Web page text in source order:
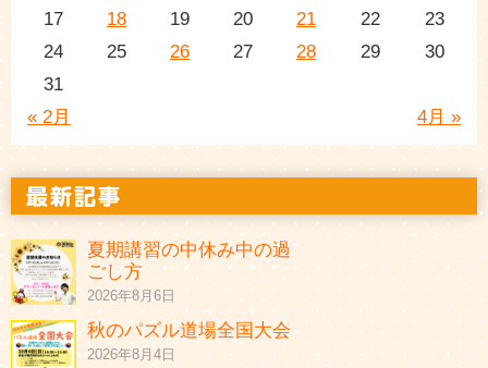
« 2月 4月 »
17
18 19 20 21 22
23
24
25 26 27 28 29
30
31
夏期講習の中休み中の過
ごし方
2026年8月6日
秋のパズル道場全国大会
2026年8月4日